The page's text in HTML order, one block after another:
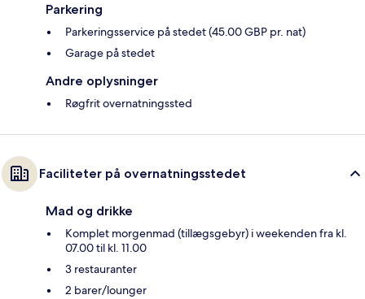
Parkering
Parkeringsservice på stedet (45.00 GBP pr. nat)
Garage på stedet
Andre oplysninger
Røgfrit overnatningssted
Faciliteter på overnatningsstedet
Mad og drikke
Komplet morgenmad (tillægsgebyr) i weekenden fra kl.
07.00 til kl. 11.00
3 restauranter
2 barer/lounger